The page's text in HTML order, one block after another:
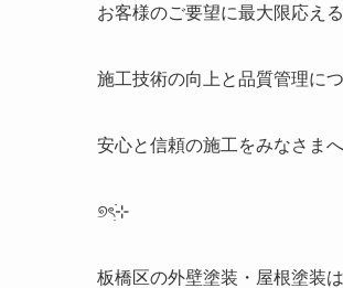
お客様のご要望に最大限応える
施工技術の向上と品質管理につ
安心と信頼の施工をみなさま
୭ৎ⊹
板橋区の外壁塗装・屋根塗装